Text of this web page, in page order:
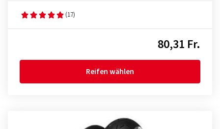
(17)
80,31 Fr.
Reifen wählen